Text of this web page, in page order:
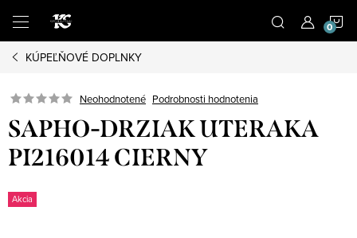
obsah
KÚPEĽŇOVÉ DOPLNKY
Neohodnotené Podrobnosti hodnotenia
SAPHO-DRZIAK UTERAKA
PI216014 CIERNY
Akcia